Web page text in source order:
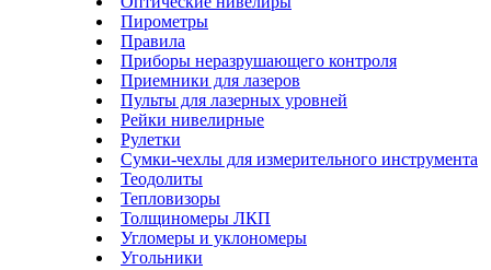
Пирометры
Правила
Приборы неразрушающего контроля
Приемники для лазеров
Пульты для лазерных уровней
Рейки нивелирные
Рулетки
Сумки-чехлы для измерительного инструмента
Теодолиты
Тепловизоры
Толщиномеры ЛКП
Угломеры и уклономеры
Угольники